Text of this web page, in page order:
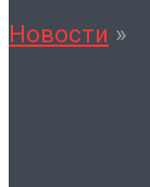
Медиа
Новости »